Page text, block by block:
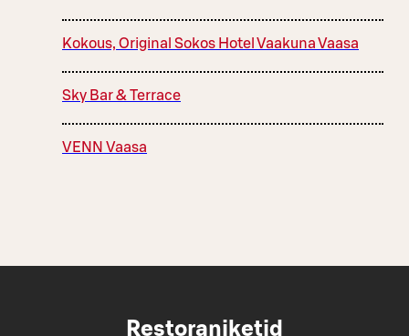
Kokous, Original Sokos Hotel Vaakuna Vaasa
Sky Bar & Terrace
VENN Vaasa
Restoraniketid